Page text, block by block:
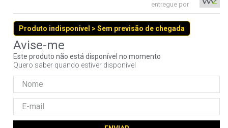
entregue por
Produto indisponível > Sem previsão de chegada
Este produto não está disponível no momento
Quero saber quando estiver disponível
8º
controle
10º fractal